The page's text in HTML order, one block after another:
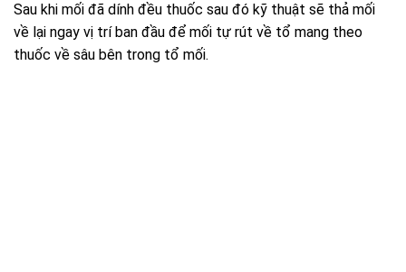
Sau khi mối đã dính đều thuốc sau đó kỹ thuật sẽ thả mối
về lại ngay vị trí ban đầu để mối tự rút về tổ mang theo
thuốc về sâu bên trong tổ mối.